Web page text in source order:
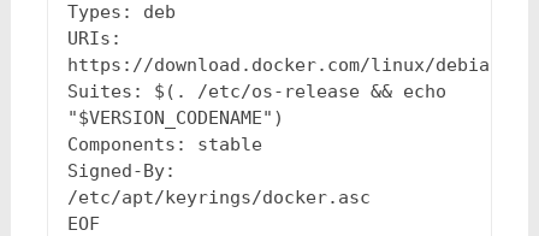
Types: deb
URIs:
https://download.docker.com/linux/debian
Suites: $(. /etc/os-release && echo
"$VERSION_CODENAME")
Components: stable
Signed-By:
/etc/apt/keyrings/docker.asc
EOF